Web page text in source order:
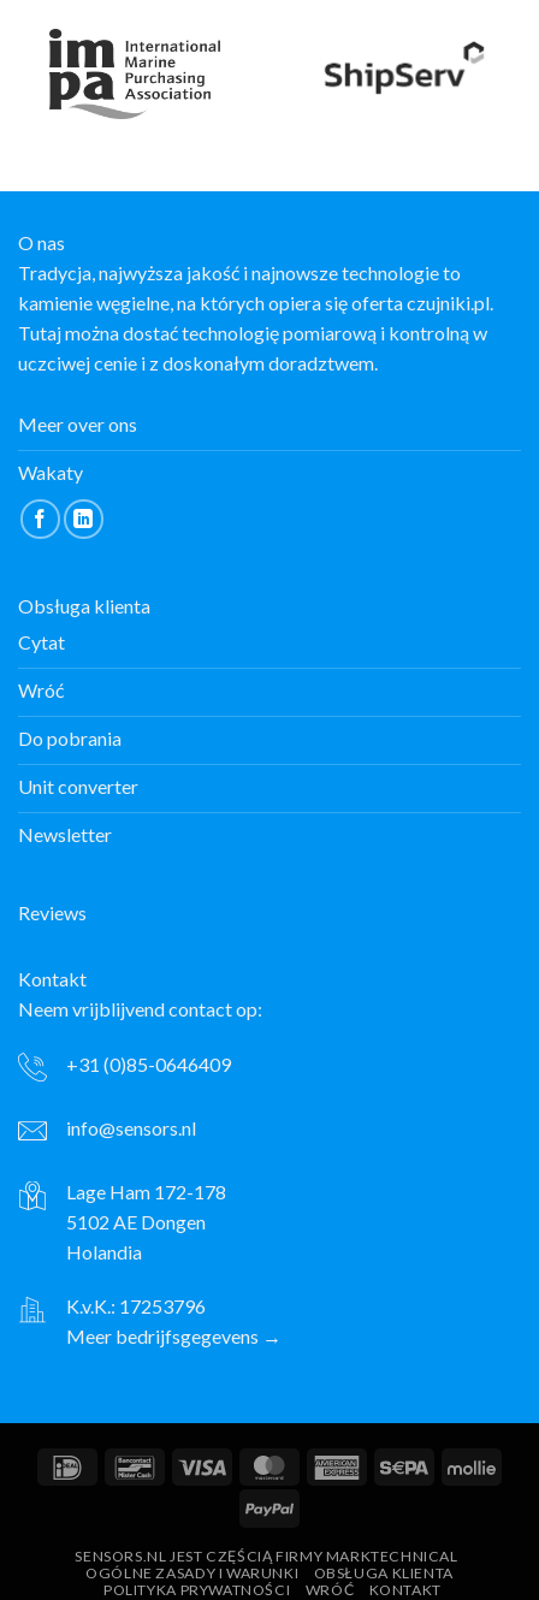
O nas
Tradycja, najwyższa jakość i najnowsze technologie to
kamienie węgielne, na których opiera się oferta czujniki.pl.
Tutaj można dostać technologię pomiarową i kontrolną w
uczciwej cenie i z doskonałym doradztwem.
Meer over ons
Wakaty
Obsługa klienta
Cytat
Wróć
Do pobrania
Unit converter
Newsletter
Reviews
Kontakt
Neem vrijblijvend contact op:
+31 (0)85-0646409
info@sensors.nl
Lage Ham 172-178
5102 AE Dongen
Holandia
K.v.K.: 17253796
Meer bedrijfsgegevens →
IDeal BancontactWiza MasterCardAmerican Sepa Mollie
PayPal
SENSORS.NL JEST CZĘŚCIĄ FIRMY MARKTECHNICAL
OGÓLNE ZASADY I WARUNKI
OBSŁUGA KLIENTA
POLITYKA PRYWATNOŚCI
WRÓĆ KONTAKT